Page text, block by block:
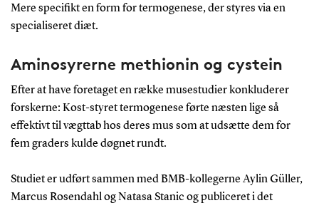
Mere specifikt en form for termogenese, der styres via en
specialiseret diæt.
Aminosyrerne methionin og cystein
Efter at have foretaget en række musestudier konkluderer
forskerne: Kost-styret termogenese førte næsten lige så
effektivt til vægttab hos deres mus som at udsætte dem for
fem graders kulde døgnet rundt.
Studiet er udført sammen med BMB-kollegerne Aylin Güller,
Marcus Rosendahl og Natasa Stanic og publiceret i det